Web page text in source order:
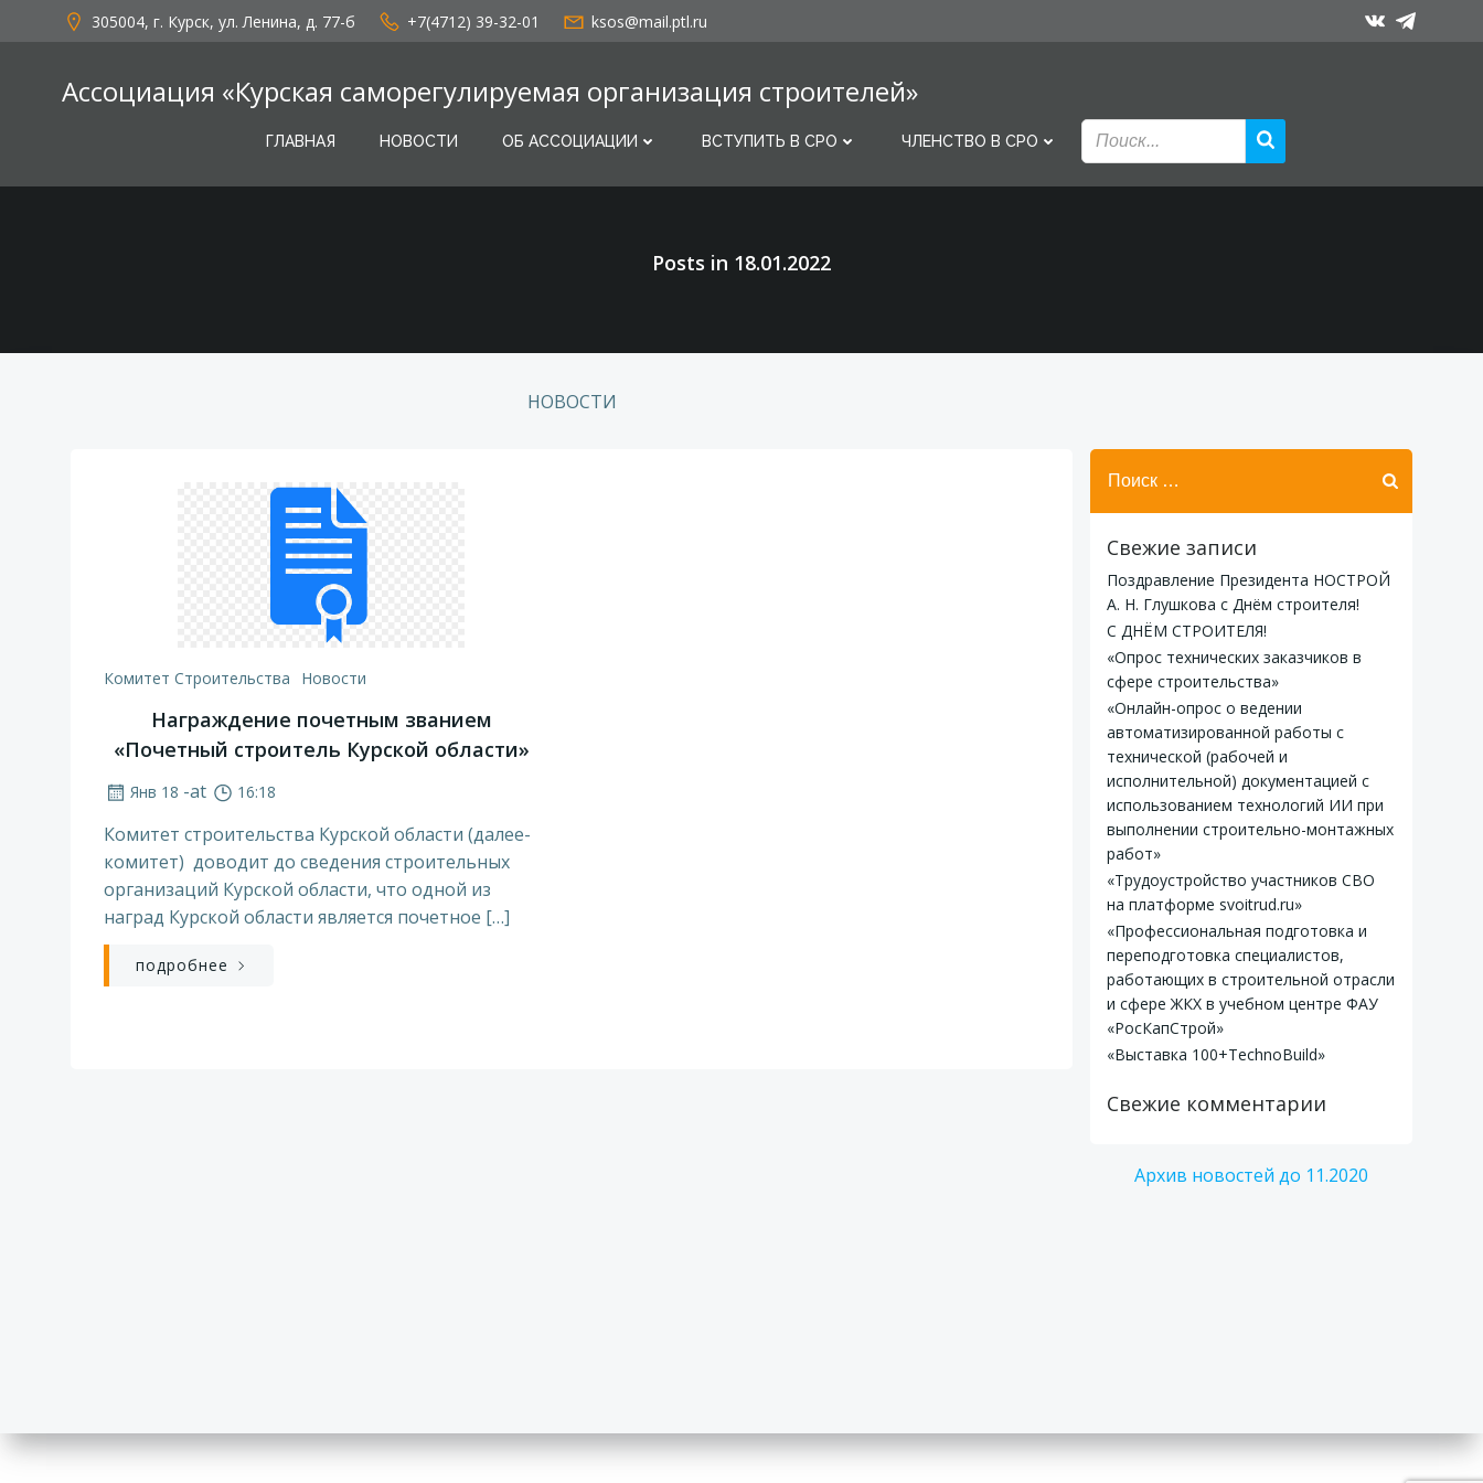
Перейти
к
305004, г. Курск, ул. Ленина, д. 77-б +7(4712) 39-32-01 ksos@mail.ptl.ru
Ассоциация «Курская саморегулируемая организация строителей»
ГЛАВНАЯ НОВОСТИ ОБ АССОЦИАЦИИ ВСТУПИТЬ В СРО ЧЛЕНСТВО В СРО
Posts in 18.01.2022
НОВОСТИ
Комитет Строительства Новости
Награждение почетным званием
«Почетный строитель Курской области»
Янв 18 -at 16:18
Комитет строительства Курской области (далее-
комитет) доводит до сведения строительных
организаций Курской области, что одной из
наград Курской области является почетное […]
подробнее
Найти:
Свежие записи
Поздравление Президента НОСТРОЙ
А. Н. Глушкова с Днём строителя!
С ДНЁМ СТРОИТЕЛЯ!
«Опрос технических заказчиков в
сфере строительства»
«Онлайн-опрос о ведении
автоматизированной работы с
технической (рабочей и
исполнительной) документацией с
использованием технологий ИИ при
выполнении строительно-монтажных
работ»
«Трудоустройство участников СВО
на платформе svoitrud.ru»
«Профессиональная подготовка и
переподготовка специалистов,
работающих в строительной отрасли
и сфере ЖКХ в учебном центре ФАУ
«РосКапСтрой»
«Выставка 100+TechnoBuild»
Свежие комментарии
Архив новостей до 11.2020